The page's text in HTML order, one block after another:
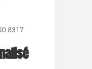
8317